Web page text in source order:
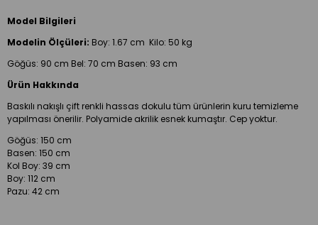
Model Bilgileri
Modelin Ölçüleri: Boy: 1.67 cm Kilo: 50 kg
Göğüs: 90 cm Bel: 70 cm Basen: 93 cm
Ürün Hakkında
Baskılı nakışlı çift renkli hassas dokulu tüm ürünlerin kuru temizleme
yapılması önerilir. Polyamide akrilik esnek kumaştır. Cep yoktur.
Göğüs: 150 cm
Basen: 150 cm
Kol Boy: 39 cm
Boy: 112 cm
Pazu: 42 cm